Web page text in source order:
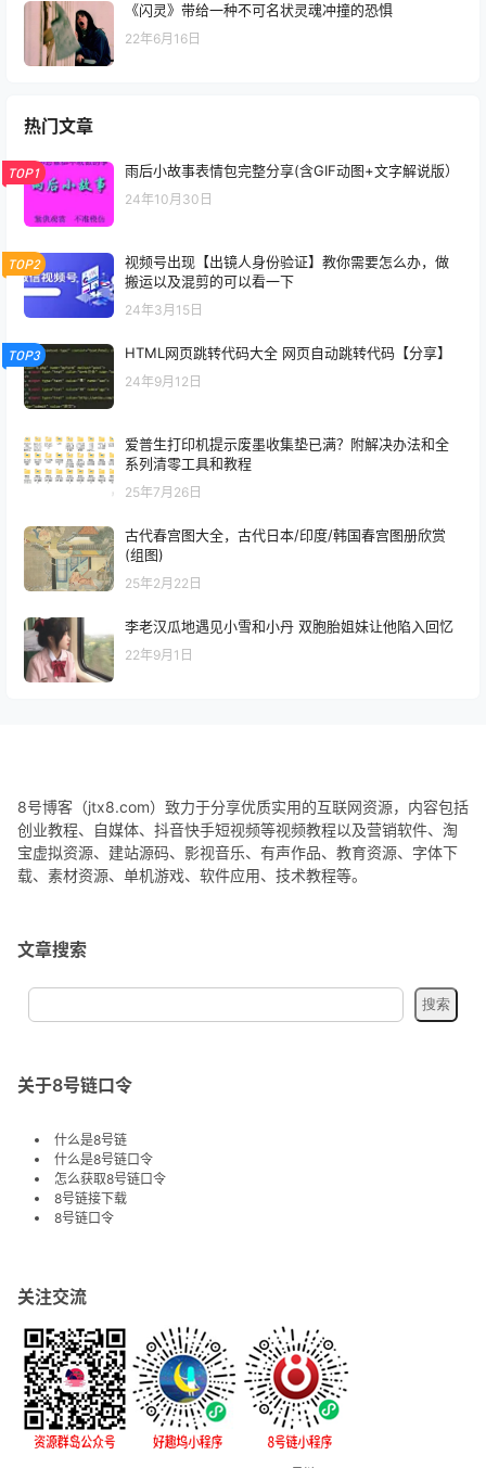
《闪灵》带给一种不可名状灵魂冲撞的恐惧
22年6月16日
热门文章
TOP1 雨后小故事表情包完整分享(含GIF动图+文字解说版）
24年10月30日
TOP2
视频号出现【出镜人身份验证】教你需要怎么办，做
搬运以及混剪的可以看一下
24年3月15日
TOP3 HTML网页跳转代码大全 网页自动跳转代码【分享】
24年9月12日
爱普生打印机提示废墨收集垫已满？附解决办法和全
系列清零工具和教程
25年7月26日
古代春宫图大全，古代日本/印度/韩国春宫图册欣赏
(组图)
25年2月22日
李老汉瓜地遇见小雪和小丹 双胞胎姐妹让他陷入回忆
22年9月1日
8号博客（jtx8.com）致力于分享优质实用的互联网资源，内容包括
创业教程、自媒体、抖音快手短视频等视频教程以及营销软件、淘
宝虚拟资源、建站源码、影视音乐、有声作品、教育资源、字体下
载、素材资源、单机游戏、软件应用、技术教程等。
文章搜索
关于8号链口令
什么是8号链
什么是8号链口令
怎么获取8号链口令
8号链接下载
8号链口令
关注交流